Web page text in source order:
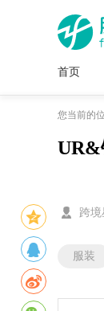
首页
您当前的
UR&
跨境
服装